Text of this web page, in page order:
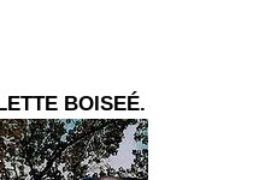
BOISEÉ.